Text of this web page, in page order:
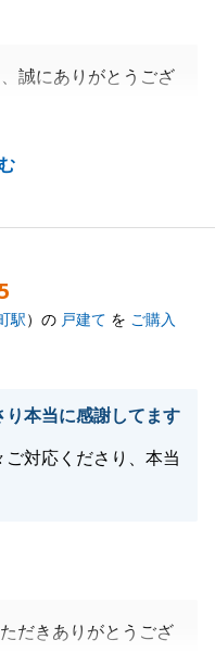
誠にありがとうござ
ます。
で、何度ものご内見
、重ねて御礼申し上
な点がございました
さいませ。
す。
駅）の 戸建て を ご購入
本当に感謝してます
対応くださり、本当
だきありがとうござ